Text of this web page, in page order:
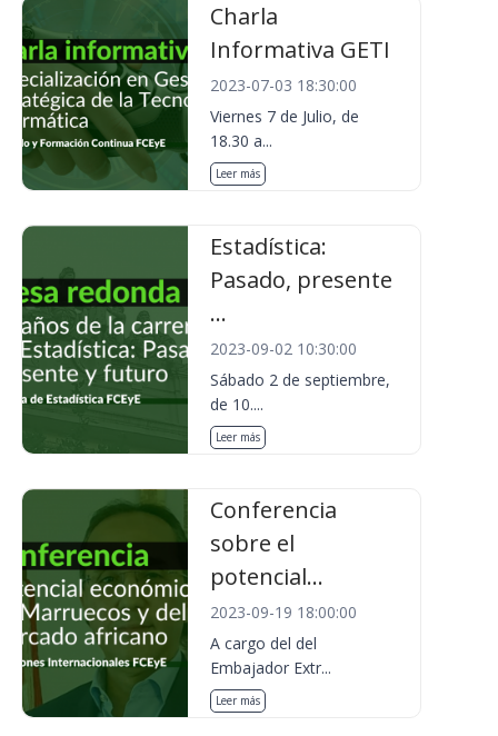
Charla
Informativa GETI
2023-07-03 18:30:00
Viernes 7 de Julio, de
18.30 a...
Leer más
Estadística:
Pasado, presente
...
2023-09-02 10:30:00
Sábado 2 de septiembre,
de 10....
Leer más
Conferencia
sobre el
potencial...
2023-09-19 18:00:00
A cargo del del
Embajador Extr...
Leer más